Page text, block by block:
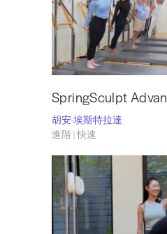
SpringSculpt
胡安·埃斯特拉達
進階 | 快速